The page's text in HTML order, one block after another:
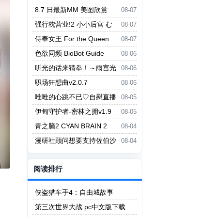
08-07
8.7 日最新MM 美图欣赏
08-07
强行枕营业!2 小小后宫 む
りヤリ枕営業！2 ちっちゃなハー
レム
08-07
侍奉女王 For the Queen
08-06
色欲同频 BioBot Guide
08-06
听光的话来猜拳！～雨宫光
的深沉之爱～ ヒカリの言いなり
じゃんけん！～雨宮ヒカリの愛の
底～
08-06
职场狂想曲v2.0.7
08-05
唯唯的心跳不已♡自慰直播
日记 ゆいゆいのドキドキ♡おな
にー配信日記
08-05
伊甸守护者-密林之拥v1.9
08-04
青之脑2 CYAN BRAIN 2
08-04
漫研社顾问想要支持佐伯沙
罗 漫研顧問は佐伯ささらを支え
たい
阅读排行
侠盗猎车手4：自由城故事
第三次世界大战 pc中文版下载